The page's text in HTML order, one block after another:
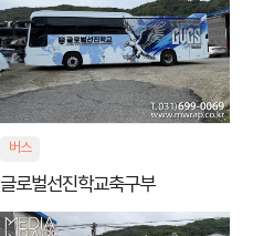
버스
글로벌선진학교축구부